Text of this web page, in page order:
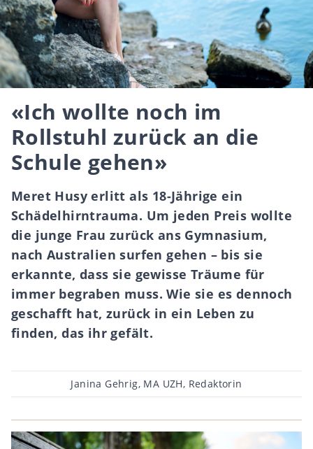
«Ich wollte noch im
Rollstuhl zurück an die
Schule gehen»
Meret Husy erlitt als 18-Jährige ein
Schädelhirntrauma. Um jeden Preis wollte
die junge Frau zurück ans Gymnasium,
nach Australien surfen gehen – bis sie
erkannte, dass sie gewisse Träume für
immer begraben muss. Wie sie es dennoch
geschafft hat, zurück in ein Leben zu
finden, das ihr gefält.
Beitragsautor
Janina Gehrig, MA UZH, Redaktorin